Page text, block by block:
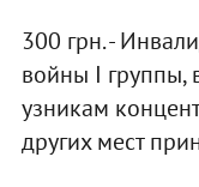
300 грн. -
войны I группы,
узникам
других мест